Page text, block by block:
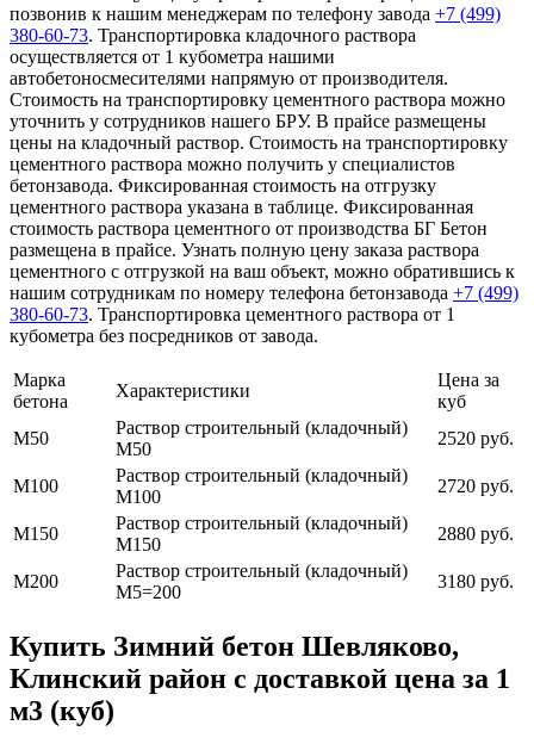
позвонив к нашим менеджерам по телефону завода +7 (499)
380-60-73. Транспортировка кладочного раствора
осуществляется от 1 кубометра нашими
автобетоносмесителями напрямую от производителя.
Стоимость на транспортировку цементного раствора можно
уточнить у сотрудников нашего БРУ. В прайсе размещены
цены на кладочный раствор. Стоимость на транспортировку
цементного раствора можно получить у специалистов
бетонзавода. Фиксированная стоимость на отгрузку
цементного раствора указана в таблице. Фиксированная
стоимость раствора цементного от производства БГ Бетон
размещена в прайсе. Узнать полную цену заказа раствора
цементного с отгрузкой на ваш объект, можно обратившись к
нашим сотрудникам по номеру телефона бетонзавода +7 (499)
380-60-73. Транспортировка цементного раствора от 1
кубометра без посредников от завода.
Марка
бетона
Характеристики
Цена за
куб
М50
Раствор строительный (кладочный)
М50
2520 руб.
М100
Раствор строительный (кладочный)
М100
2720 руб.
М150
Раствор строительный (кладочный)
М150
2880 руб.
М200
Раствор строительный (кладочный)
М5=200
3180 руб.
Купить Зимний бетон Шевляково,
Клинский район с доставкой цена за 1
м3 (куб)